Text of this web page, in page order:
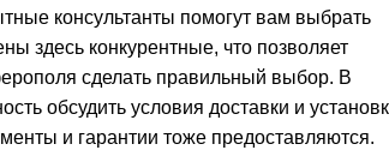
консультанты помогут вам выбрать
здесь конкурентные, что позволяет
сделать правильный выбор. В
обсудить условия доставки и
и гарантии тоже предоставляются.